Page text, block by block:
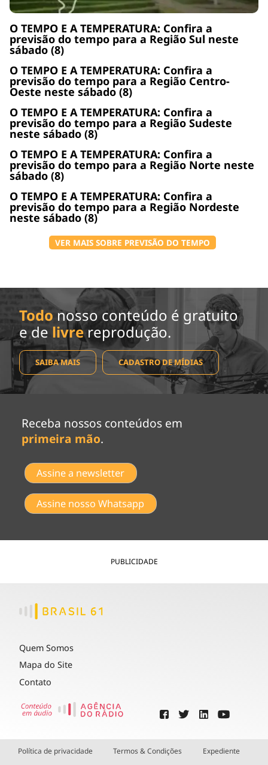
O TEMPO E A TEMPERATURA: Confira a
previsão do tempo para a Região Sul neste
sábado (8)
O TEMPO E A TEMPERATURA: Confira a
previsão do tempo para a Região Centro-
Oeste neste sábado (8)
O TEMPO E A TEMPERATURA: Confira a
previsão do tempo para a Região Sudeste
neste sábado (8)
O TEMPO E A TEMPERATURA: Confira a
previsão do tempo para a Região Norte neste
sábado (8)
O TEMPO E A TEMPERATURA: Confira a
previsão do tempo para a Região Nordeste
neste sábado (8)
VER MAIS SOBRE PREVISÃO DO TEMPO
Todo nosso conteúdo é gratuito
e de livrereprodução.
SAIBA MAIS CADASTRO DE MÍDIAS
Receba nossos conteúdos em
primeira mão.
Assine a newsletter
Assine nosso Whatsapp
PUBLICIDADE
Quem Somos
Mapa do Site
Contato
Política de privacidade Termos & Condições Expediente